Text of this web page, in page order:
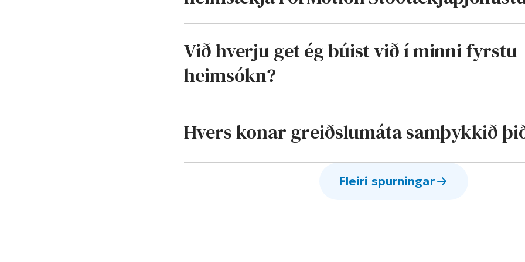
Við hverju get ég búist við í minni fyrstu
heimsókn?
Hvers konar greiðslumáta samþykkið
Fleiri spurningar